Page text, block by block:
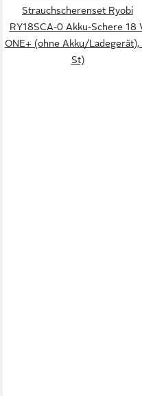
Strauchscherenset Ryobi
RY18SCA-0 Akku-Schere 18
ONE+ (ohne Akku/Ladegerät),
St)